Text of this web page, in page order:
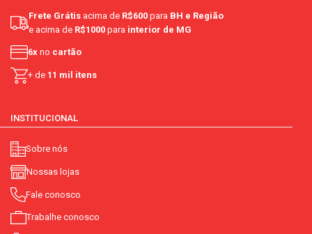
Frete Grátis acima de R$600 para BH e Região
e acima de R$1000 para interior de MG
6x no cartão
+ de 11 mil itens
INSTITUCIONAL
Sobre nós
Nossas lojas
Fale conosco
Trabalhe conosco